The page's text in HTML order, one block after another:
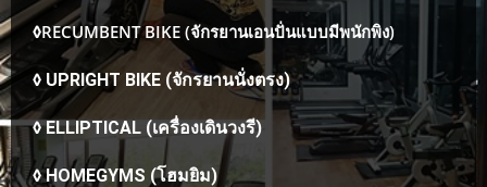
◊RECUMBENT BIKE (จักรยานเอนปั่นแบบมีพนักพิง)
◊ UPRIGHT BIKE (จักรยานนั่งตรง)
◊ELLIPTICAL (เครื่องเดินวงรี)
◊HOMEGYMS (โฮมยิม)